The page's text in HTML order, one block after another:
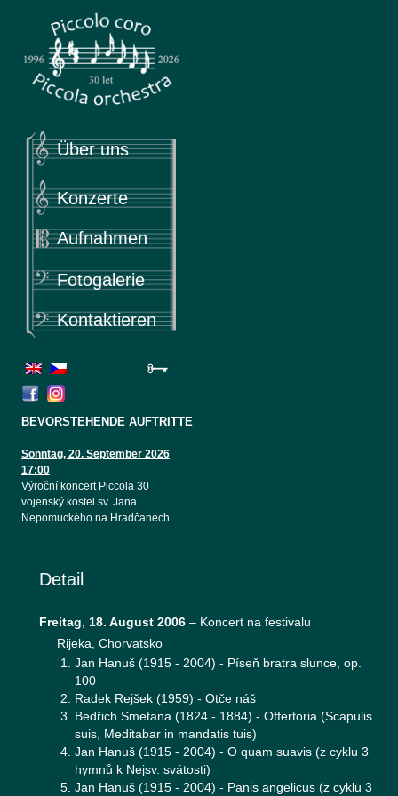
Piccola
Piccolo coro & Piccola orchestra
Über uns
Konzerte
Aufnahmen
Fotogalerie
Kontaktieren
BEVORSTEHENDE AUFTRITTE
Sonntag, 20. September 2026
17:00
Výroční koncert Piccola 30
vojenský kostel sv. Jana
Nepomuckého na Hradčanech
Detail
Freitag, 18. August 2006 – Koncert na festivalu
Rijeka, Chorvatsko
Jan Hanuš (1915 - 2004) - Píseň bratra slunce, op.
100
Radek Rejšek (1959) - Otče náš
Bedřich Smetana (1824 - 1884) - Offertoria (Scapulis
suis, Meditabar in mandatis tuis)
Jan Hanuš (1915 - 2004) - O quam suavis (z cyklu 3
hymnů k Nejsv. svátosti)
Jan Hanuš (1915 - 2004) - Panis angelicus (z cyklu 3